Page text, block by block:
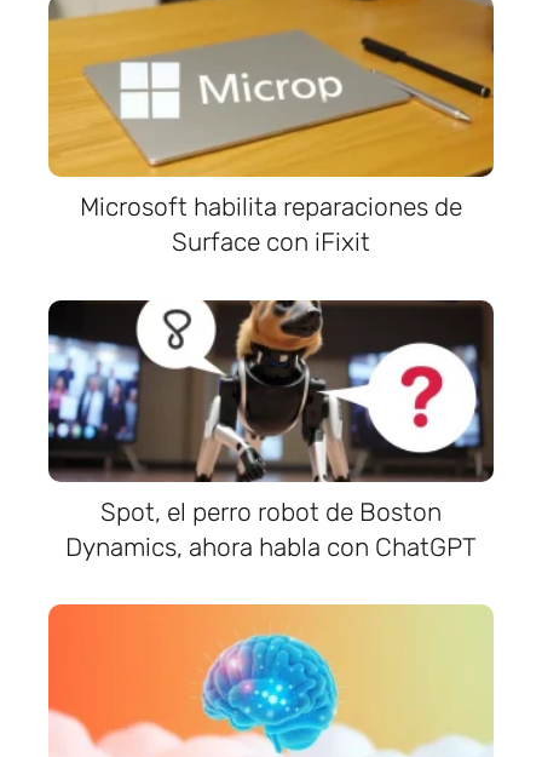
Microsoft habilita reparaciones de
Surface con iFixit
Spot, el perro robot de Boston
Dynamics, ahora habla con ChatGPT